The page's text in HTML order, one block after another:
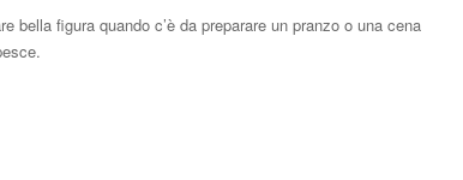
bella figura quando c’è da preparare un pranzo o una cena